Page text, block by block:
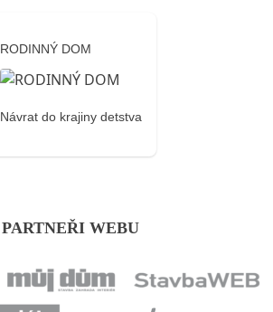
RODINNÝ DOM
Návrat do krajiny detstva
PARTNEŘI WEBU